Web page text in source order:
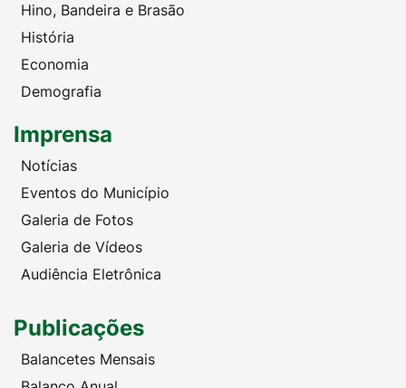
Hino, Bandeira e Brasão
História
Economia
Demografia
Imprensa
Notícias
Eventos do Município
Galeria de Fotos
Galeria de Vídeos
Audiência Eletrônica
Publicações
Balancetes Mensais